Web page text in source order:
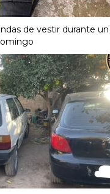
de vestir durante